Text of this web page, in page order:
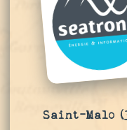
Saint-Malo